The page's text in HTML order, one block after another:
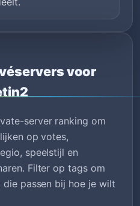
voor
server ranking om
op votes,
speelstijl en
Filter op tags om
passen bij hoe je wilt